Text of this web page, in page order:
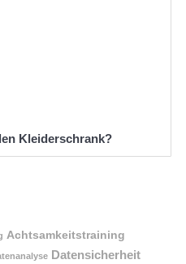
Kleiderschrank?
Achtsamkeitstraining
Datensicherheit